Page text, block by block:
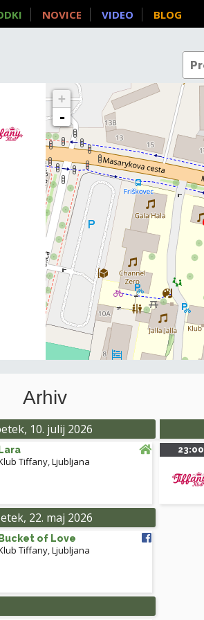
NOVICE VIDEO BLOG
+
-
Arhiv
10. julij 2026
Lara
Tiffany,Ljubljana
23:00
22. maj 2026
Bucket of Love
Tiffany,Ljubljana